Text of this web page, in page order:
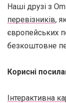
Наші друзі з
перевізників,
європейських
безкоштовне
Корисні
Інтерактивна